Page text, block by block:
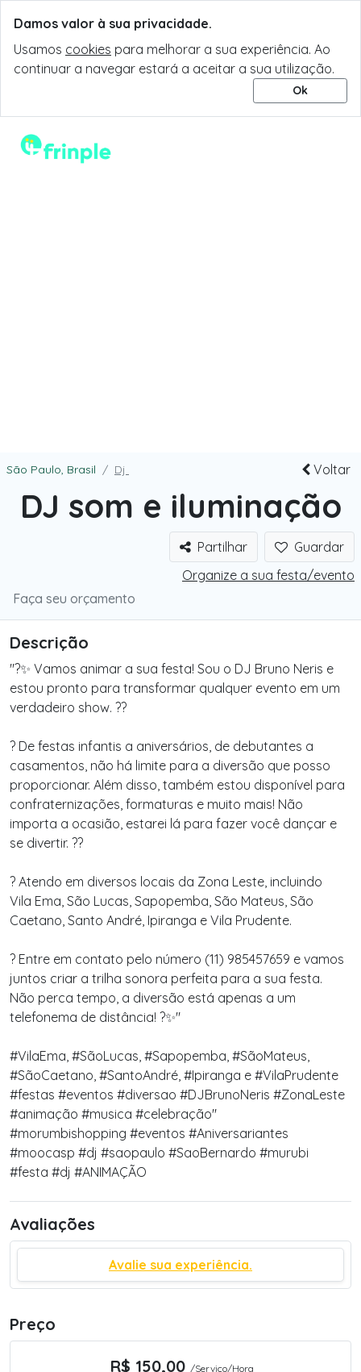
Damos valor à sua privacidade.
Usamos cookies para melhorar a sua experiência. Ao
continuar a navegar estará a aceitar a sua utilização.
Ok
São Paulo, Brasil Dj Voltar
DJ som e iluminação
Partilhar
Guardar
Organize a sua festa/evento
Faça seu orçamento
Descrição
"?✨ Vamos animar a sua festa! Sou o DJ Bruno Neris e
estou pronto para transformar qualquer evento em um
verdadeiro show. ??
? De festas infantis a aniversários, de debutantes a
casamentos, não há limite para a diversão que posso
proporcionar. Além disso, também estou disponível para
confraternizações, formaturas e muito mais! Não
importa a ocasião, estarei lá para fazer você dançar e
se divertir. ??
? Atendo em diversos locais da Zona Leste, incluindo
Vila Ema, São Lucas, Sapopemba, São Mateus, São
Caetano, Santo André, Ipiranga e Vila Prudente.
? Entre em contato pelo número (11) 985457659 e vamos
juntos criar a trilha sonora perfeita para a sua festa.
Não perca tempo, a diversão está apenas a um
telefonema de distância! ?✨"
#VilaEma, #SãoLucas, #Sapopemba, #SãoMateus,
#SãoCaetano, #SantoAndré, #Ipiranga e #VilaPrudente
#festas #eventos #diversao #DJBrunoNeris #ZonaLeste
#animação #musica #celebração"
#morumbishopping #eventos #Aniversariantes
#moocasp #dj #saopaulo #SaoBernardo #murubi
#festa #dj #ANIMAÇÃO
Avaliações
Avalie sua experiência.
Preço
R$ 150,00 /Serviço/Hora